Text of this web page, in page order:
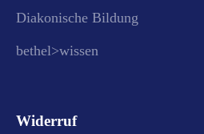
Diakonische Bildung
bethel>wissen
Widerruf